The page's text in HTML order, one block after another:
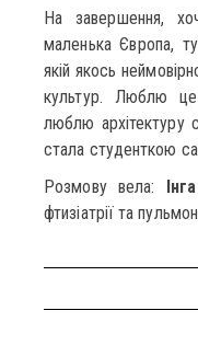
На завершення,
маленька Європа,
якій якось
культур. Люблю
люблю архітектуру
стала студенткою
Розмову вела:
фтизіатрії та